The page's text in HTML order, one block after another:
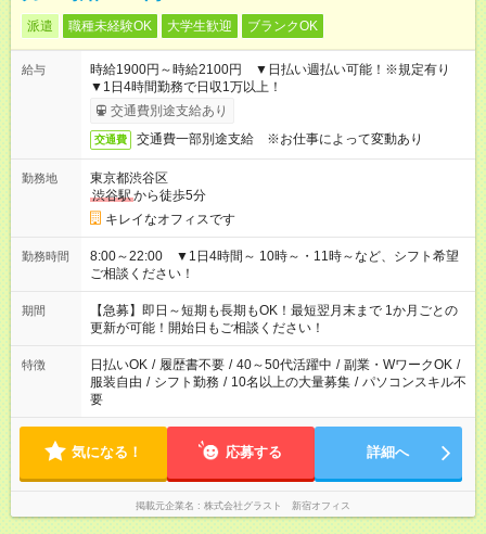
派遣 職種未経験OK 大学生歓迎 ブランクOK
給与
時給1900円～時給2100円 ▼日払い週払い可能！※規定有り
▼1日4時間勤務で日収1万以上！
交通費別途支給あり
交通費 交通費一部別途支給 ※お仕事によって変動あり
勤務地
東京都渋谷区
渋谷駅から徒歩5分
キレイなオフィスです
勤務時間
8:00～22:00 ▼1日4時間～ 10時～・11時～など、シフト希望
ご相談ください！
期間
【急募】即日～短期も長期もOK！最短翌月末まで 1か月ごとの
更新が可能！開始日もご相談ください！
特徴 日払いOK / 履歴書不要 / 40～50代活躍中 / 副業・WワークOK /
服装自由 / シフト勤務 / 10名以上の大量募集 / パソコンスキル不
要
気になる！ 応募する 詳細へ
掲載元企業名 株式会社グラスト 新宿オフィス